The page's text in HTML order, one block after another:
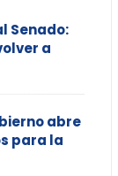
Senado:
a
abre
para la